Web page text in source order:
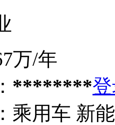
万/年
********
乘用车 新